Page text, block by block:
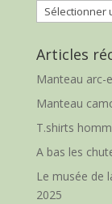
Catégories
Articles
Manteau arc-
Manteau
T.shirts
A bas les
Le musée de
2025